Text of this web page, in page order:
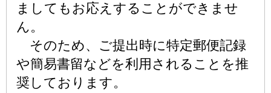
ましてもお応えすることができませ
ん。
そのため、ご提出時に特定郵便記録
や簡易書留などを利用されることを推
奨しております。